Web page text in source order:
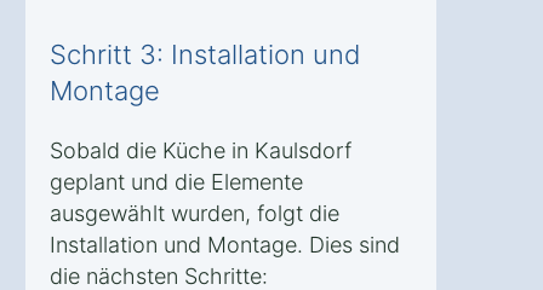
Schritt 3: Installation und
Montage
Sobald die Küche in Kaulsdorf
geplant und die Elemente
ausgewählt wurden, folgt die
Installation und Montage. Dies sind
die nächsten Schritte: